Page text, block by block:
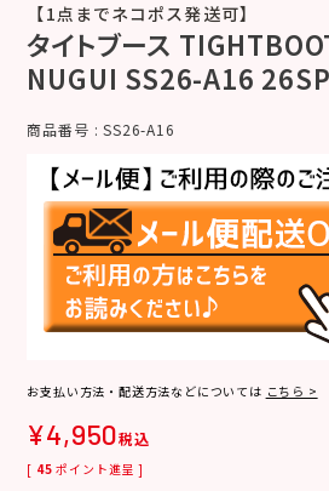
【1点までネコポス発送可】
タイトブース
NUGUI SS26-A16 26SP
商品番号 SS26-A16
お支払い方法・配送方法などについては こちら >
¥4,950税込
[ 45 ポイント進呈 ]